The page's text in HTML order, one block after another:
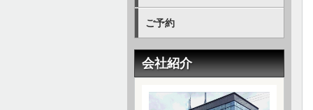
ご予約
会社紹介